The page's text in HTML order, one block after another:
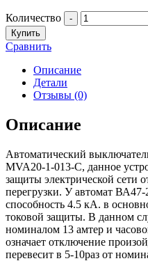
Количество -
Купить
Сравнить
Описание
Детали
Отзывы (0)
Описание
Автоматический
MVA20-1-013-C, данное
защиты электрической сети
перегрузки. У автомат
способность 4.5 кА. в
токовой защиты. В данном
номиналом 13 амтер и
означает отключение
перевесит в 5-10раз от